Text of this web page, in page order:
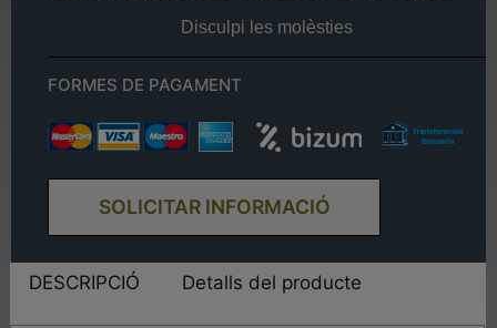
Disculpi les molèsties
FORMES DE PAGAMENT
SOLICITAR INFORMACIÓ
DESCRIPCIÓ Detalls del producte